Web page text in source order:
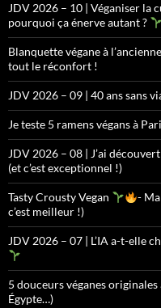
JDV 2026 – 10 | Véganiser la
pourquoi ça énerve autant ?
Blanquette végane à l’ancienne
tout le réconfort !
JDV 2026 – 09 | 40 ans sans
Je teste 5 ramens végans à
JDV 2026 – 08 | J’ai
(et c’est exceptionnel !)
Tasty Crousty Vegan
-
c’est meilleur !)
JDV 2026 – 07 | L’IA a-t-elle
5 douceurs véganes originales
Égypte…)